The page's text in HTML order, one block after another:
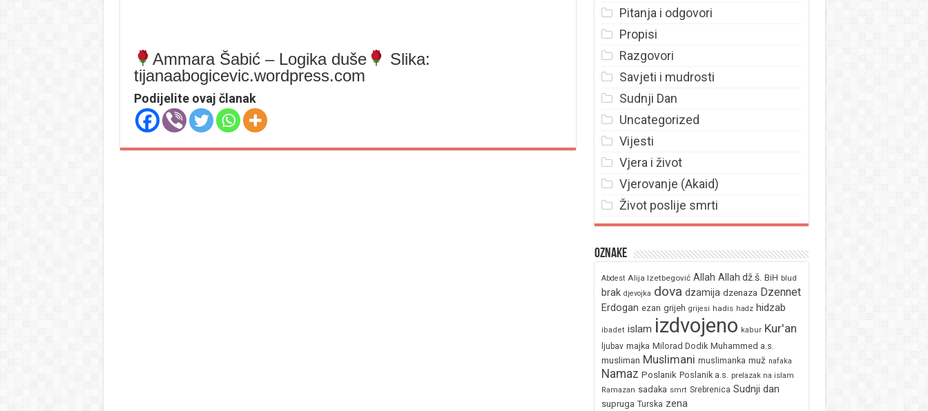
Ammara Šabić – Logika duše
Slika:
tijanaabogicevic.wordpress.com
Podijelite ovaj članak
Pitanja i odgovori
Propisi
Razgovori
Savjeti i mudrosti
Sudnji Dan
Uncategorized
Vijesti
Vjera i život
Vjerovanje (Akaid)
Život poslije smrti
Oznake
Abdest Alija Izetbegović Allah Allah dž.š. BiH blud
brak djevojka dova dzamija dzenaza Dzennet
Erdogan ezan grijeh grijesi hadis hadz hidzab
ibadet islam izdvojeno kabur Kur'an
ljubav majka Milorad Dodik Muhammed a.s.
musliman Muslimani muslimanka muž nafaka
Namaz Poslanik Poslanik a.s. prelazak na islam
Ramazan sadaka smrt Srebrenica Sudnji dan
supruga Turska zena